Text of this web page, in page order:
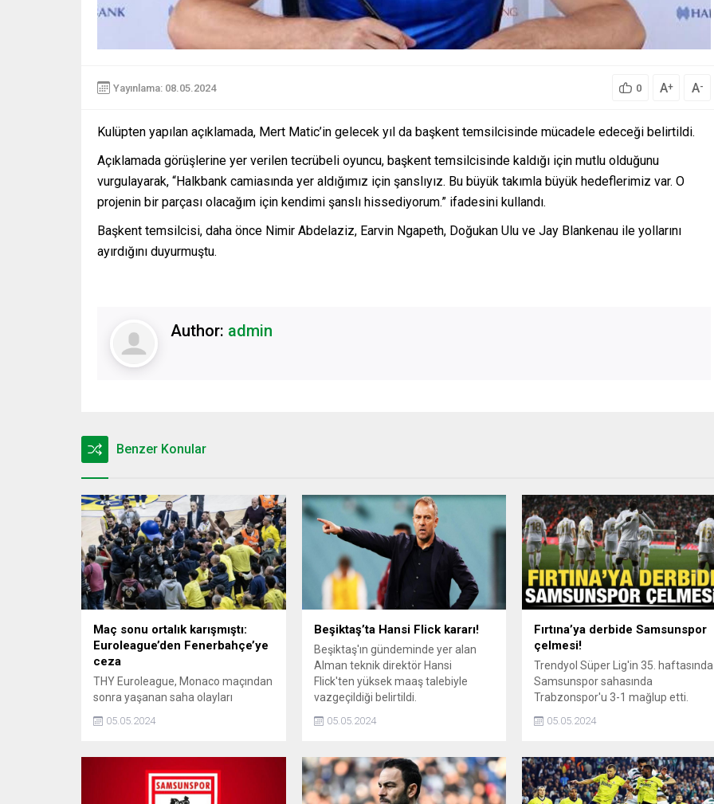
Yayınlama: 08.05.2024 0 A+ A-
Kulüpten yapılan açıklamada, Mert Matic’in gelecek yıl da başkent temsilcisinde mücadele edeceği belirtildi.
Açıklamada görüşlerine yer verilen tecrübeli oyuncu, başkent temsilcisinde kaldığı için mutlu olduğunu
vurgulayarak, “Halkbank camiasında yer aldığımız için şanslıyız. Bu büyük takımla büyük hedeflerimiz var. O
projenin bir parçası olacağım için kendimi şanslı hissediyorum.” ifadesini kullandı.
Başkent temsilcisi, daha önce Nimir Abdelaziz, Earvin Ngapeth, Doğukan Ulu ve Jay Blankenau ile yollarını
ayırdığını duyurmuştu.
Author: admin
Benzer Konular
Maç sonu ortalık karışmıştı:
Euroleague’den Fenerbahçe’ye
ceza
THY Euroleague, Monaco maçından
sonra yaşanan saha olayları
nedeniyle Fenerbahçe Beko'ya ceza
verdi.
05.05.2024
Beşiktaş’ta Hansi Flick kararı!
Beşiktaş'ın gündeminde yer alan
Alman teknik direktör Hansi
Flick'ten yüksek maaş talebiyle
vazgeçildiği belirtildi.
05.05.2024
Fırtına’ya derbide Samsunspor
çelmesi!
Trendyol Süper Lig'in 35. haftasında
Samsunspor sahasında
Trabzonspor'u 3-1 mağlup etti.
05.05.2024